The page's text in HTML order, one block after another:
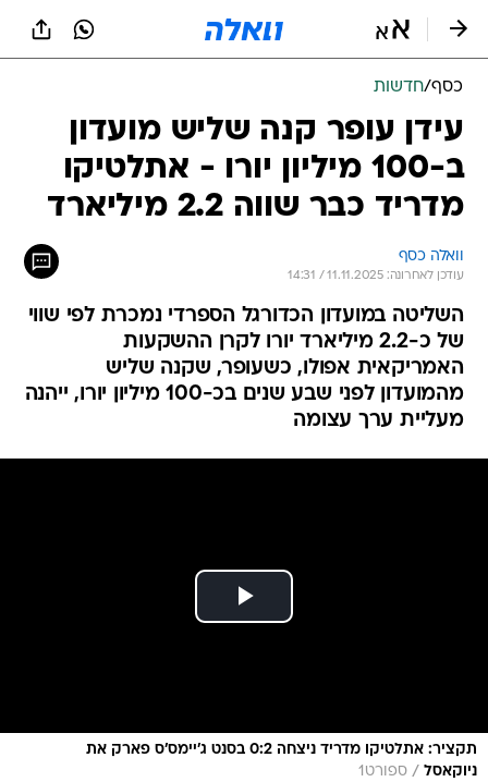
כסף/חדשות
עידן עופר קנה שליש מועדון
ב-100 מיליון יורו - אתלטיקו
מדריד כבר שווה 2.2 מיליארד
וואלה כסף
עודכן לאחרונה: 11.11.2025 / 14:31
השליטה במועדון הכדורגל הספרדי נמכרת לפי שווי
של כ-2.2 מיליארד יורו לקרן ההשקעות
האמריקאית אפולו, כשעופר, שקנה שליש
מהמועדון לפני שבע שנים בכ-100 מיליון יורו, ייהנה
מעליית ערך עצומה
תקציר: אתלטיקו מדריד ניצחה 0:2 בסנט ג'יימס'ס פארק את
ניוקאסל / ספורט1